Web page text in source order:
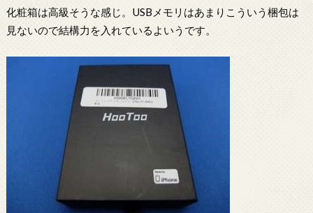
化粧箱は高級そうな感じ。USBメモリはあまりこういう梱包は
見ないので結構力を入れているよいうです。